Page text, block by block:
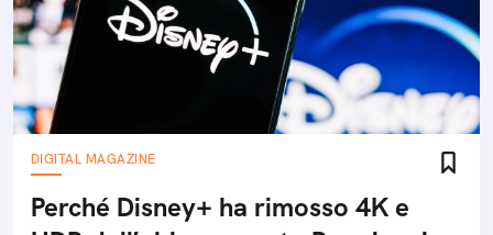
DIGITAL MAGAZINE
Perché Disney+ ha rimosso 4K e